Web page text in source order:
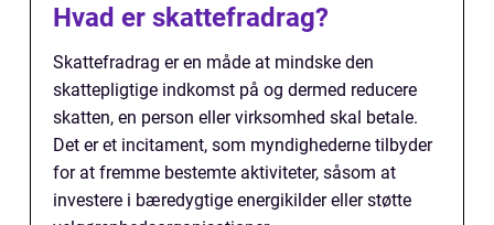
Hvad er skattefradrag?
Skattefradrag er en måde at mindske den
skattepligtige indkomst på og dermed reducere
skatten, en person eller virksomhed skal betale.
Det er et incitament, som myndighederne tilbyder
for at fremme bestemte aktiviteter, såsom at
investere i bæredygtige energikilder eller støtte